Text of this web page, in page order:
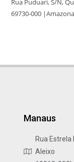
Rua Puduari, S/N,
69730-000
Manaus
Rua Estrela
Aleixo